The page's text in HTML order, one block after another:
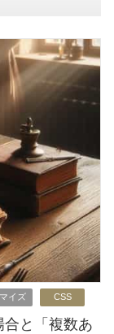
イズ CSS
合と「複数あ